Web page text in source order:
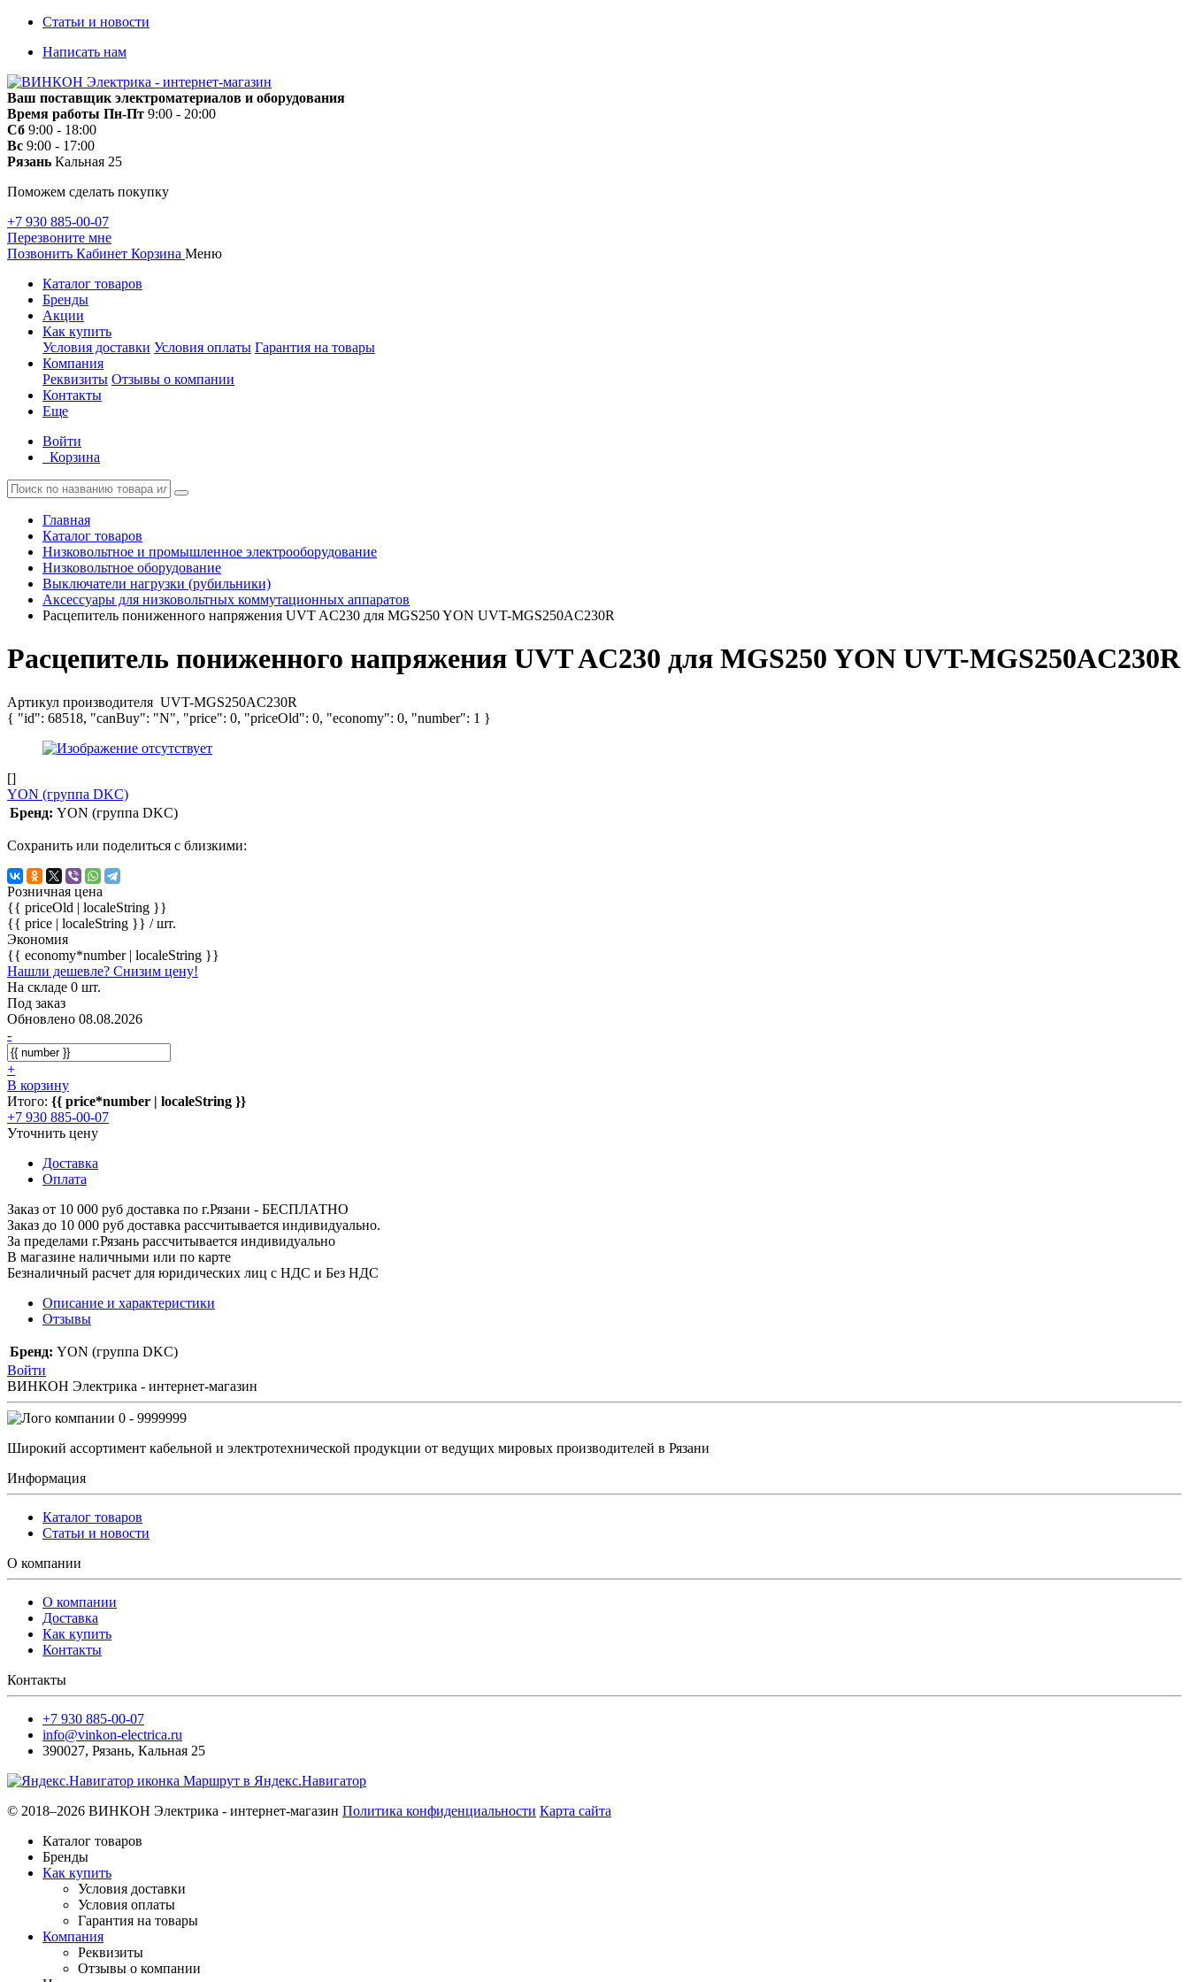
Статьи и новости
Написать нам
Ваш поставщик электроматериалов и оборудования
Время работы Пн-Пт 9:00 - 20:00
Сб 9:00 - 18:00
Вс 9:00 - 17:00
Рязань Кальная 25
Поможем сделать покупку
+7 930 885-00-07
Перезвоните мне
Позвонить Кабинет Корзина Меню
Каталог товаров
Бренды
Акции
Как купить
Условия доставки Условия оплаты Гарантия на товары
Компания
Реквизиты Отзывы о компании
Контакты
Еще
Войти
Корзина
Главная
Каталог товаров
Низковольтное и промышленное электрооборудование
Низковольтное оборудование
Выключатели нагрузки (рубильники)
Аксессуары для низковольтных коммутационных аппаратов
Расцепитель пониженного напряжения UVT AC230 для MGS250 YON UVT-MGS250AC230R
Расцепитель пониженного напряжения UVT AC230 для MGS250 YON UVT-MGS250AC230R
Артикул производителя UVT-MGS250AC230R
{ "id": 68518, "canBuy": "N", "price": 0, "priceOld": 0, "economy": 0, "number": 1 }
[]
YON (группа DKC)
Бренд: YON (группа DKC)
Сохранить или поделиться с близкими:
Розничная цена
{{ priceOld | localeString }}
{{ price | localeString }} / шт.
Экономия
{{ economy*number | localeString }}
Нашли дешевле? Снизим цену!
На складе 0 шт.
Под заказ
Обновлено 08.08.2026
-
+
В корзину
Итого: {{ price*number | localeString }}
+7 930 885-00-07
Уточнить цену
Доставка
Оплата
Заказ от 10 000 руб доставка по г.Рязани - БЕСПЛАТНО
Заказ до 10 000 руб доставка рассчитывается индивидуально.
За пределами г.Рязань рассчитывается индивидуально
В магазине наличными или по карте
Безналичный расчет для юридических лиц с НДС и Без НДС
Описание и характеристики
Отзывы
Бренд: YON (группа DKC)
Войти
ВИНКОН Электрика - интернет-магазин
0 - 9999999
Широкий ассортимент кабельной и электротехнической продукции от ведущих мировых производителей в Рязани
Информация
Каталог товаров
Статьи и новости
О компании
О компании
Доставка
Как купить
Контакты
Контакты
+7 930 885-00-07
info@vinkon-electrica.ru
390027, Рязань, Кальная 25
Маршрут в Яндекс.Навигатор
© 2018–2026 ВИНКОН Электрика - интернет-магазин Политика конфиденциальности Карта сайта
Каталог товаров
Бренды
Как купить
Условия доставки
Условия оплаты
Гарантия на товары
Компания
Реквизиты
Отзывы о компании